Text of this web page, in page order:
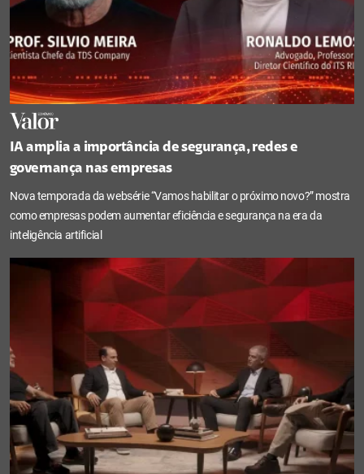
IA amplia a importância de segurança, redes e
governança nas empresas
Nova temporada da websérie “Vamos habilitar o próximo novo?” mostra
como empresas podem aumentar eficiência e segurança na era da
inteligência artificial